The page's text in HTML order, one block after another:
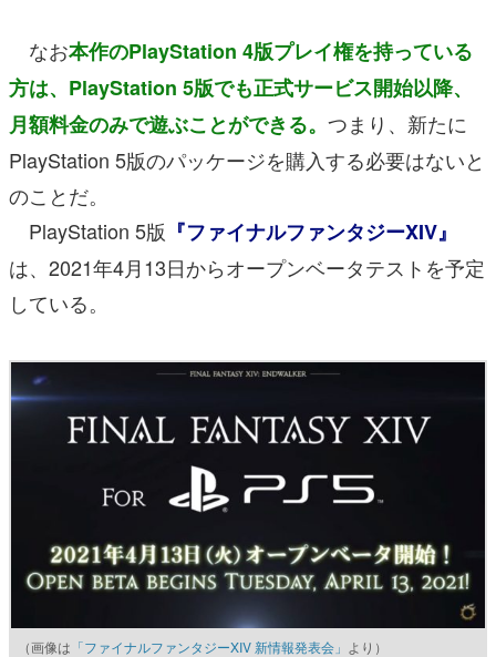
なお本作のPlayStation 4版プレイ権を持っている
方は、PlayStation 5版でも正式サービス開始以降、
月額料金のみで遊ぶことができる。 つまり、新たに
PlayStation 5版のパッケージを購入する必要はないと
のことだ。
PlayStation 5版 『ファイナルファンタジーXIV』
は、2021年4月13日からオープンベータテストを予定
している。
（画像は 「ファイナルファンタジーXIV 新情報発表会」 より）